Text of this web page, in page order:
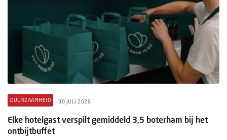
DUURZAAMHEID 30 JULI 2026
Elke hotelgast verspilt gemiddeld 3,5 boterham bij het
ontbijtbuffet